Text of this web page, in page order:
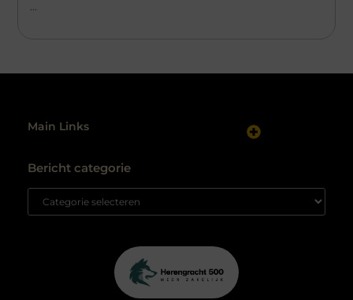
Main Links
Bericht categorie